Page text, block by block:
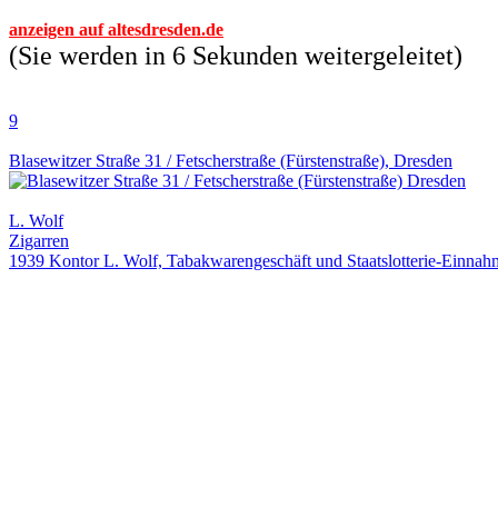
anzeigen auf altesdresden.de
(Sie werden in 6 Sekunden weitergeleitet)
9
Blasewitzer Straße 31 / Fetscherstraße (Fürstenstraße), Dresden
L. Wolf
Zigarren
1939 Kontor L. Wolf, Tabakwarengeschäft und Staatslotterie-